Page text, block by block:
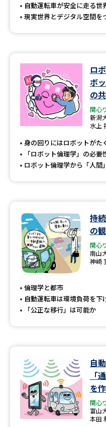
自動運転車が安全に走る世
現実世界とデジタル空間を
ロ
ボ
の
関心
新潟
水上
身の回りにはロボットがた
「ロボット倫理学」の必要
ロボット倫理学から「人間
持
の
関心
南山
神崎
倫理学と都市
自動運転車は環境負荷を下
「公正な移行」は可能か
自
「
を
関心
富山
本田